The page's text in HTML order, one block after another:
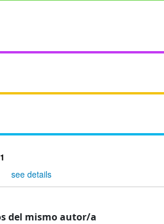
1
see details
del mismo autor/a